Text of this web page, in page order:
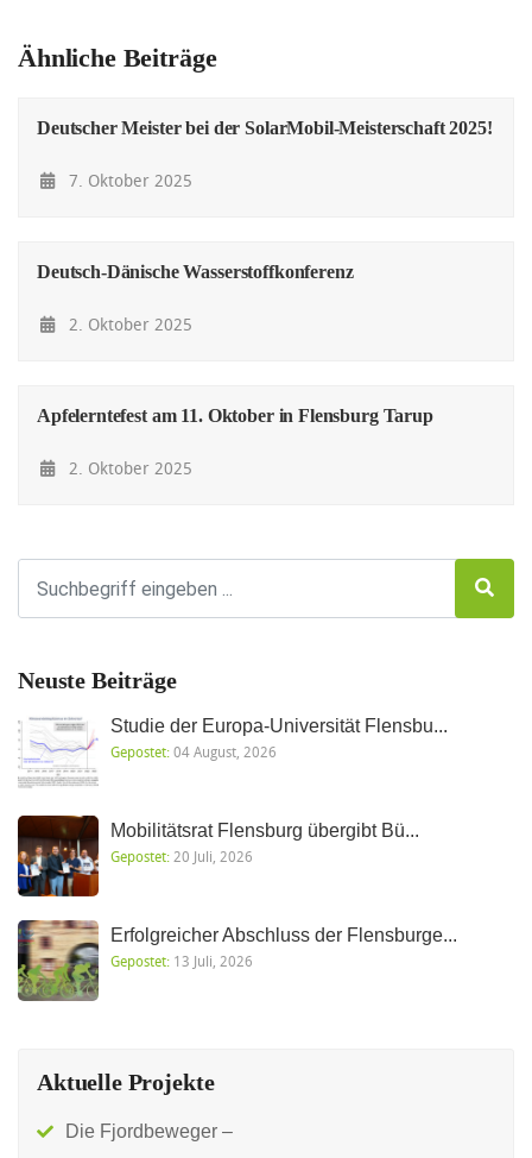
Ähnliche Beiträge
Deutscher Meister bei der SolarMobil-Meisterschaft 2025!
7. Oktober 2025
Deutsch-Dänische Wasserstoffkonferenz
2. Oktober 2025
Apfelerntefest am 11. Oktober in Flensburg Tarup
2. Oktober 2025
Neuste Beiträge
Studie der Europa-Universität Flensbu...
Gepostet:04 August, 2026
Mobilitätsrat Flensburg übergibt Bü...
Gepostet:20 Juli, 2026
Erfolgreicher Abschluss der Flensburge...
Gepostet: 13 Juli, 2026
Aktuelle Projekte
Die Fjordbeweger –